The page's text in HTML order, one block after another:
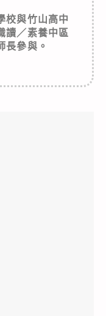
校與竹山高中
讀／素養中區
長參與。